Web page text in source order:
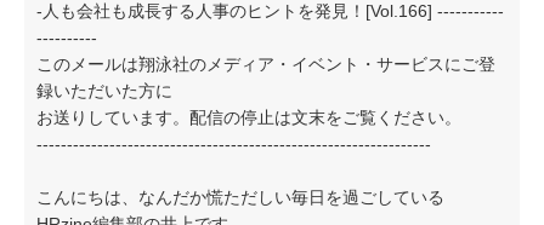
-人も会社も成長する人事のヒントを発見！[Vol.166] -----------
----------
このメールは翔泳社のメディア・イベント・サービスにご登
録いただいた方に
お送りしています。配信の停止は文末をご覧ください。
-----------------------------------------------------------------
こんにちは、なんだか慌ただしい毎日を過ごしている